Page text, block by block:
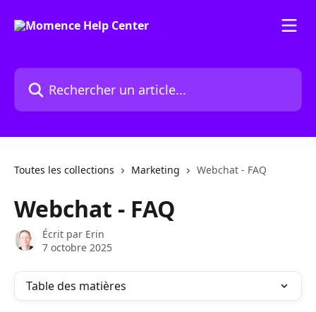
Rechercher un article...
Toutes les collections Marketing Webchat - FAQ
Webchat - FAQ
Écrit par Erin
7 octobre 2025
Table des matières